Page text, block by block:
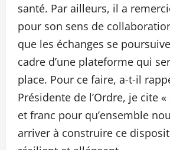
santé. Par ailleurs, il a
pour son sens de
que les échanges se
cadre d’une plateforme qui
place. Pour ce faire, a-t-il
Présidente de l’Ordre, je cite
et franc pour qu’ensemble
arriver à construire ce